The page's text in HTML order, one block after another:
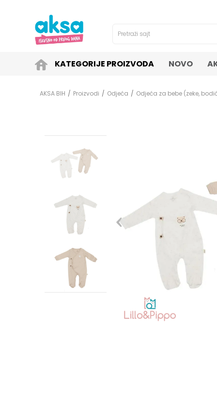
Pretraži sajt
KATEGORIJE PROIZVODA NOVO
AKSA BIH Proizvodi Odjeća Odjeća za bebe (zeke,